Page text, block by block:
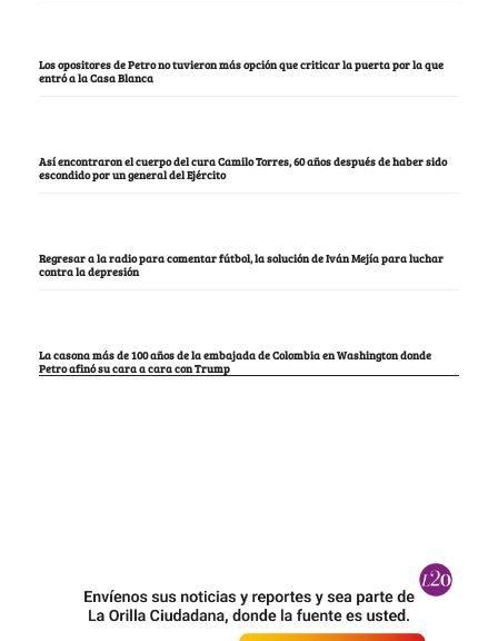
Los opositores de Petro no tuvieron más opción que criticar la puerta por la que
entró a la Casa Blanca
Así encontraron el cuerpo del cura Camilo Torres, 60 años después de haber sido
escondido por un general del Ejército
Regresar a la radio para comentar fútbol, la solución de Iván Mejía para luchar
contra la depresión
La casona más de 100 años de la embajada de Colombia en Washington donde
Petro afinó su cara a cara con Trump